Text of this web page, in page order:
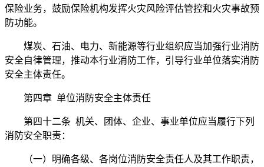
保险业务，鼓励保险机构发挥火灾风险评估管控和火灾事故预
防功能。
煤炭、石油、电力、新能源等行业组织应当加强行业消防
安全自律管理，推动本行业消防工作，引导行业单位落实消防
安全主体责任。
第四章 单位消防安全主体责任
第四十二条 机关、团体、企业、事业单位应当履行下列
消防安全职责：
（一）明确各级、各岗位消防安全责任人及其工作职责，